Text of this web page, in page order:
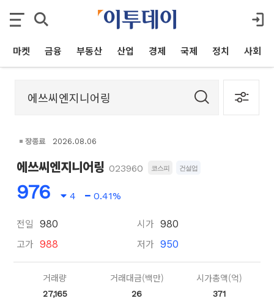
마켓 금융 부동산 산업 경제 국제 정치 사회
장종료 2026.08.06
에쓰씨엔지니어링 023960 코스피 건설업
976 4 0.41%
전일 980
고가 988
시가 980
저가 950
거래량
27,165
거래대금(백만)
26
시가총액(억)
371